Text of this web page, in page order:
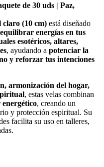
de 30 uds | Paz,
claro (10 cm) está diseñado
energías en tus
esotéricos, altares,
, ayudando a potenciar la
y reforzar tus intenciones
armonización del hogar,
, estas velas combinan
, creando un
y protección espiritual. Su
facilita su uso en talleres,